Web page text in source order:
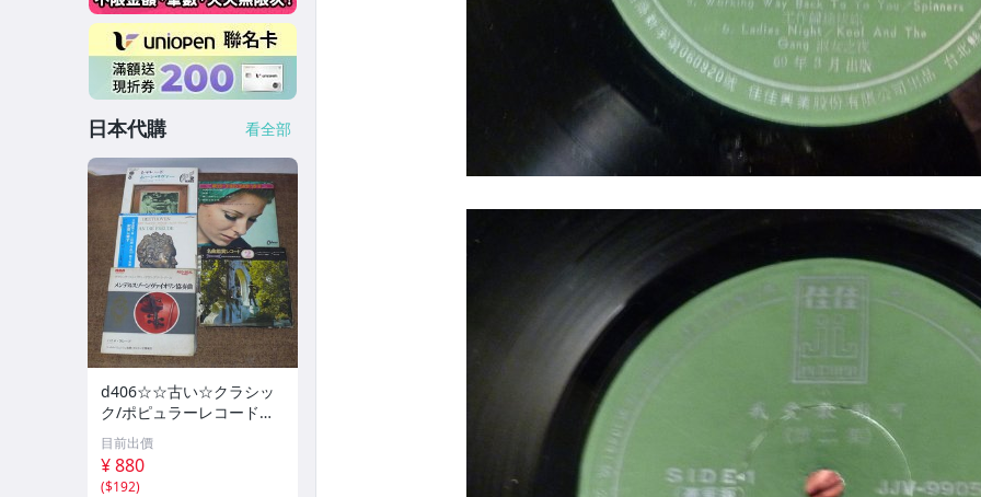
日本代購 看全部
d406☆☆古い☆クラシッ
ク/ポピュラーレコード☆E
P/ ☆全9枚
目前出價
¥ 880
($192)